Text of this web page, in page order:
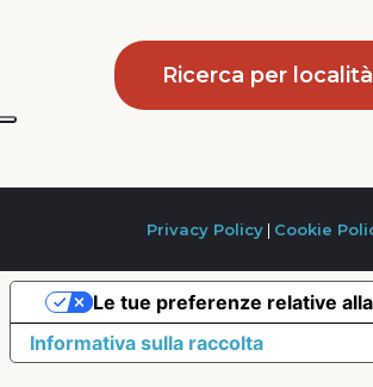
Ricerca per località
Privacy Policy | Cookie
Informativa sulla raccolta
Le tue preferenze relative